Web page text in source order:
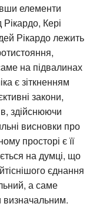
елементи
Кері
Рікардо лежить
на підвалинах
є зіткненням
закони,
здійснюючи
висновки про
просторі є її
на думці, що
єднання
а саме
визначальним.